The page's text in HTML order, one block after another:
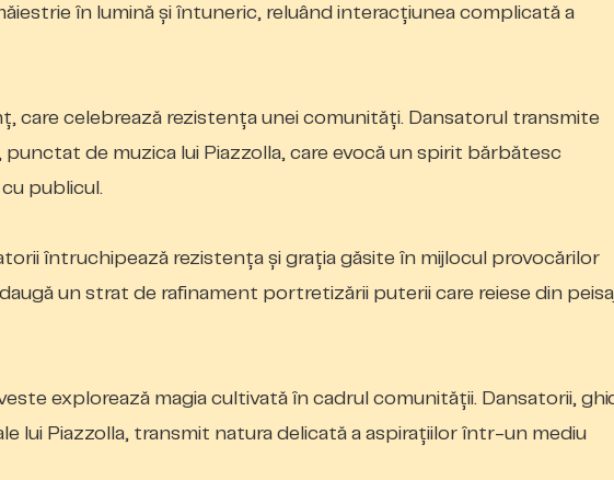
în lumină și întuneric, reluând interacțiunea complicată a
, care celebrează rezistența unei comunități. Dansatorul transmite
de muzica lui Piazzolla, care evocă un spirit bărbătesc
publicul.
întruchipează rezistența și grația găsite în mijlocul provocărilor
un strat de rafinament portretizării puterii care reiese din
explorează magia cultivată în cadrul comunității. Dansatorii,
lui Piazzolla, transmit natura delicată a aspirațiilor într-un mediu